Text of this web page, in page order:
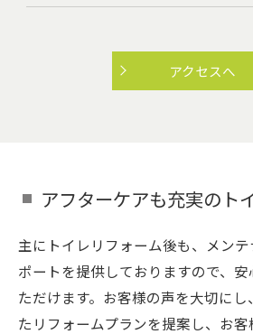
アクセスへ
アフターケアも充実のト
主にトイレリフォーム後も、メン
ポートを提供しておりますので、
ただけます。お客様の声を大切に
たリフォームプランを提案し、お